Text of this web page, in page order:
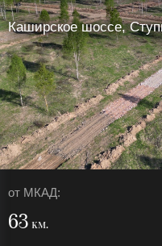
Каширское шоссе,
от МКАД:
63 км.